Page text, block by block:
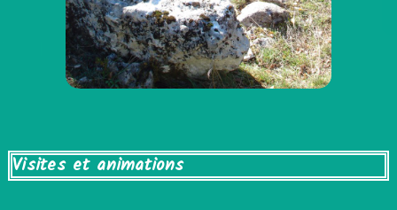
Visites et animations